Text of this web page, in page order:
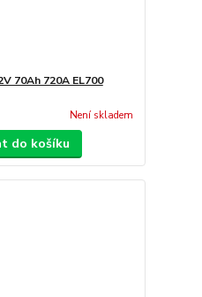
70Ah 720A EL700
Není skladem
do košíku